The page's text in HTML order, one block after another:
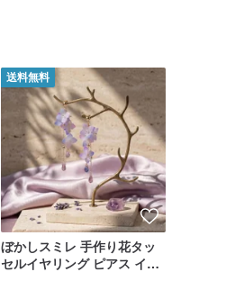
送料無料
ぼかしスミレ 手作り花タッ
セルイヤリング ピアス イヤ